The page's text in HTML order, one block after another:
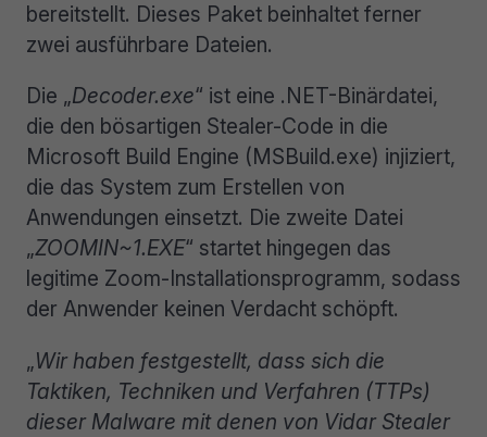
bereitstellt. Dieses Paket beinhaltet ferner
zwei ausführbare Dateien.
Die „Decoder.exe“ ist eine .NET-Binärdatei,
die den bösartigen Stealer-Code in die
Microsoft Build Engine (MSBuild.exe) injiziert,
die das System zum Erstellen von
Anwendungen einsetzt. Die zweite Datei
„ZOOMIN~1.EXE“ startet hingegen das
legitime Zoom-Installationsprogramm, sodass
der Anwender keinen Verdacht schöpft.
„Wir haben festgestellt, dass sich die
Taktiken, Techniken und Verfahren (TTPs)
dieser Malware mit denen von Vidar Stealer